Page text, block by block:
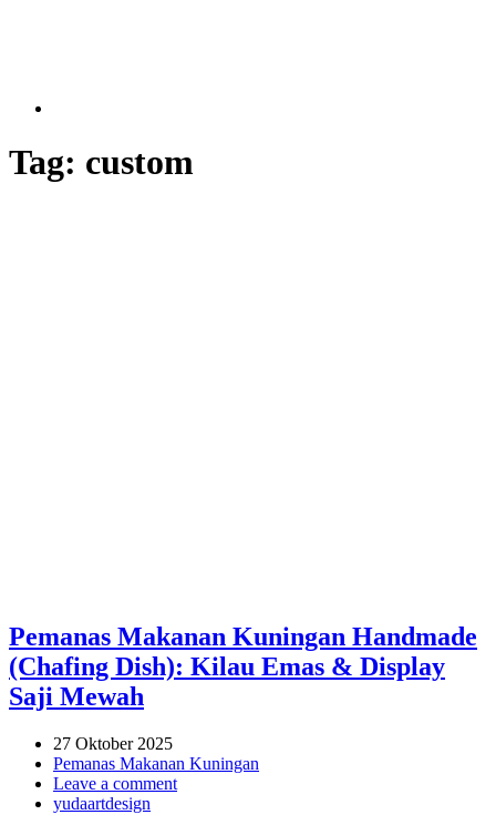
Tag: custom
Pemanas Makanan Kuningan Handmade
(Chafing Dish): Kilau Emas & Display
Saji Mewah
27 Oktober 2025
Pemanas Makanan Kuningan
Leave a comment
yudaartdesign